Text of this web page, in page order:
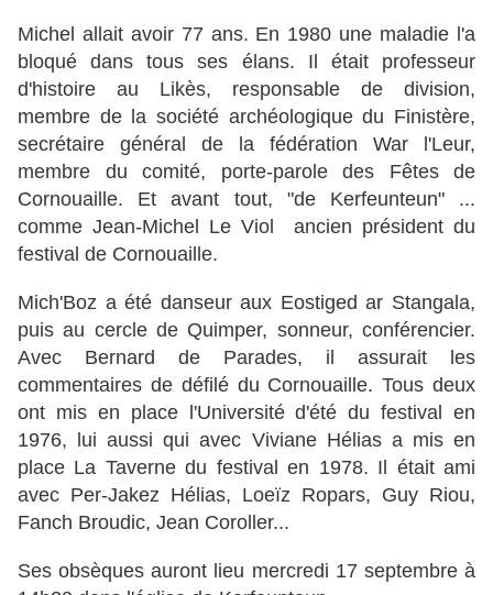
Michel allait avoir 77 ans. En 1980 une maladie l'a
bloqué dans tous ses élans. Il était professeur
d'histoire au Likès, responsable de division,
membre de la société archéologique du Finistère,
secrétaire général de la fédération War l'Leur,
membre du comité, porte-parole des Fêtes de
Cornouaille. Et avant tout, "de Kerfeunteun" ...
comme Jean-Michel Le Viol ancien président du
festival de Cornouaille.
Mich'Boz a été danseur aux Eostiged ar Stangala,
puis au cercle de Quimper, sonneur, conférencier.
Avec Bernard de Parades, il assurait les
commentaires de défilé du Cornouaille. Tous deux
ont mis en place l'Université d'été du festival en
1976, lui aussi qui avec Viviane Hélias a mis en
place La Taverne du festival en 1978. Il était ami
avec Per-Jakez Hélias, Loeïz Ropars, Guy Riou,
Fanch Broudic, Jean Coroller...
Ses obsèques auront lieu mercredi 17 septembre à